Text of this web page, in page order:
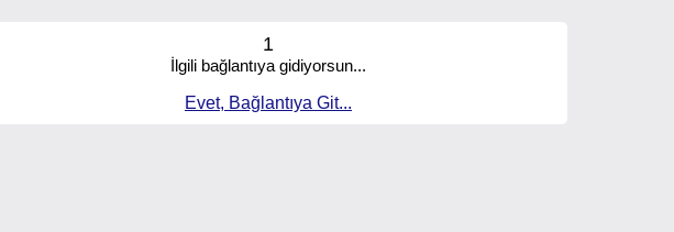
1
İlgili bağlantıya gidiyorsun...
Evet, Bağlantıya Git...